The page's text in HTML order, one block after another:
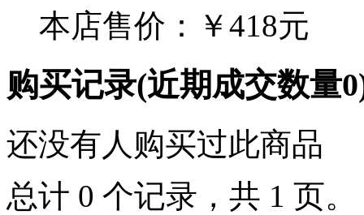
本店售价：
￥418元
购买记录(近期成交数量0
还没有人购买过此商品
总计 0 个记录，共 1 页。